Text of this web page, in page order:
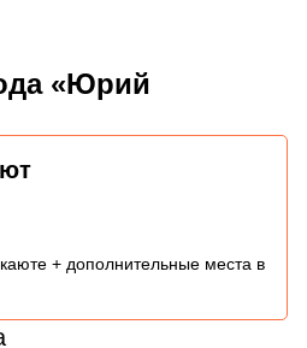
«Юрий
+ дополнительные места в